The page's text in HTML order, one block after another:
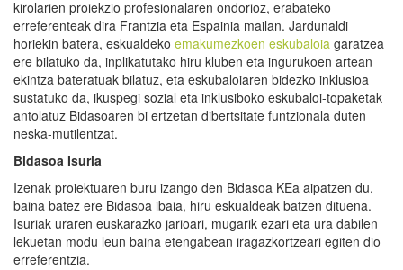
kirolarien proiekzio profesionalaren ondorioz, erabateko
erreferenteak dira Frantzia eta Espainia mailan. Jardunaldi
horiekin batera, eskualdeko emakumezkoen eskubaloia garatzea
ere bilatuko da, inplikatutako hiru kluben eta ingurukoen artean
ekintza bateratuak bilatuz, eta eskubaloiaren bidezko inklusioa
sustatuko da, ikuspegi sozial eta inklusiboko eskubaloi-topaketak
antolatuz Bidasoaren bi ertzetan dibertsitate funtzionala duten
neska-mutilentzat.
Bidasoa Isuria
Izenak proiektuaren buru izango den Bidasoa KEa aipatzen du,
baina batez ere Bidasoa ibaia, hiru eskualdeak batzen dituena.
Isuriak uraren euskarazko jarioari, mugarik ezari eta ura dabilen
lekuetan modu leun baina etengabean iragazkortzeari egiten dio
erreferentzia.